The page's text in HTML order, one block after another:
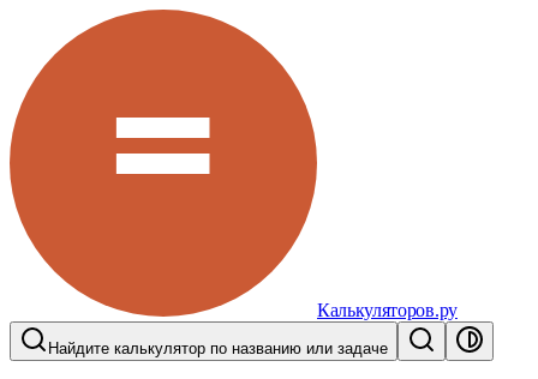
Калькуляторов.ру
Найдите калькулятор по названию или задаче